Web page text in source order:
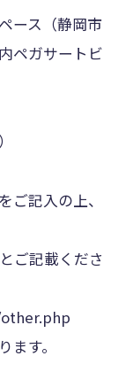
ース（静岡市
ペガサートビ
記入の上、
ご記載くださ
す。